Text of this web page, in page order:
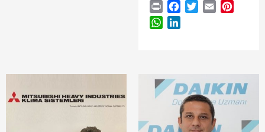
Print FacebookTwitterEmail
WhatsApp